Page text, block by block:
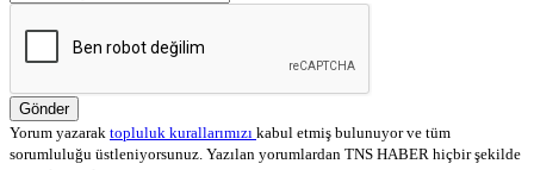
Gönder
Yorum yazarak topluluk kurallarımızı kabul etmiş bulunuyor ve tüm
sorumluluğu üstleniyorsunuz. Yazılan yorumlardan TNS HABER hiçbir şekilde